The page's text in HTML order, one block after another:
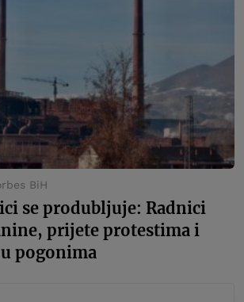
BiH
se produbljuje: Radnici
prijete protestima i
pogonima